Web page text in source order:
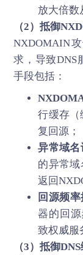
放大倍数
（2）抵御
NXDOMAIN
求，导致DNS
手段包括：
行缓存（
复回源；
异常域名
的异常
返回
回源频率
器的回
致权威服
（3）抵御